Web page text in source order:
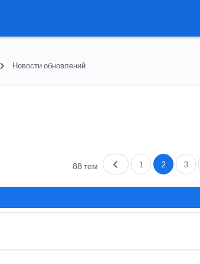
Новости обновлений
88 тем Пред.1 2 3